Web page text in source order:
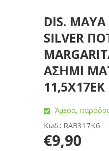
DIS.
SILVER
ΑΣΗΜΙ
11,5Χ17ΕΚ
Άμεσα,
Κωδ.: RAB317K6
€9,90